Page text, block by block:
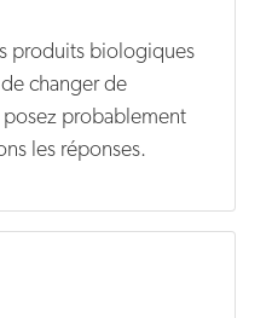
produits biologiques
changer de
probablement
les réponses.